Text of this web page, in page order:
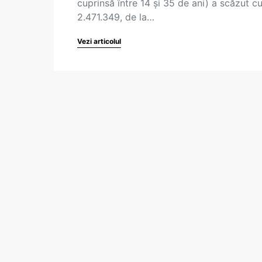
cuprinsă între 14 și 35 de ani) a scăzut cu
2.471.349, de la…
Vezi articolul